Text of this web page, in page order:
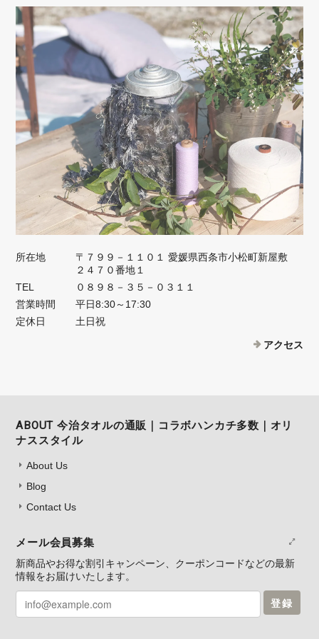
所在地
〒７９９－１１０１ 愛媛県西条市小松町新屋敷
２４７０番地１
TEL
０８９８－３５－０３１１
営業時間
平日8:30～17:30
定休日
土日祝
アクセス
ABOUT 今治タオルの通販｜コラボハンカチ多数｜オリ
ナススタイル
About Us
Blog
Contact Us
メール会員募集
新商品やお得な割引キャンペーン、クーポンコードなどの最新
情報をお届けいたします。
登録